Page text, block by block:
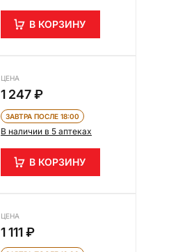
В КОРЗИНУ
ЦЕНА
1 247 ₽
ЗАВТРА ПОСЛЕ 18:00
В наличии в 5 аптеках
В КОРЗИНУ
ЦЕНА
1 111 ₽